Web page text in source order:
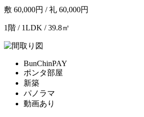
敷 60,000円 / 礼 60,000円
1階 / 1LDK / 39.8㎡
BunChinPAY
ポンタ部屋
新築
パノラマ
動画あり